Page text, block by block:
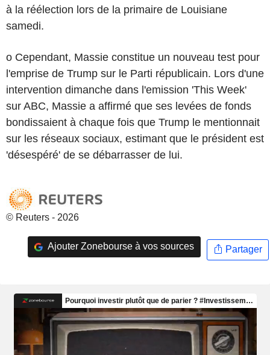
à la réélection lors de la primaire de Louisiane
samedi.
o Cependant, Massie constitue un nouveau test pour
l'emprise de Trump sur le Parti républicain. Lors d'une
intervention dimanche dans l'emission 'This Week'
sur ABC, Massie a affirmé que ses levées de fonds
bondissaient à chaque fois que Trump le mentionnait
sur les réseaux sociaux, estimant que le président est
'désespéré' de se débarrasser de lui.
© Reuters - 2026
Ajouter Zonebourse à vos sources Partager